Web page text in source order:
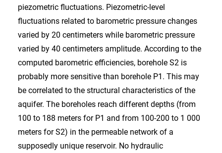
piezometric fluctuations. Piezometric-level
fluctuations related to barometric pressure changes
varied by 20 centimeters while barometric pressure
varied by 40 centimeters amplitude. According to the
computed barometric efficiencies, borehole S2 is
probably more sensitive than borehole P1. This may
be correlated to the structural characteristics of the
aquifer. The boreholes reach different depths (from
100 to 188 meters for P1 and from 100-200 to 1 000
meters for S2) in the permeable network of a
supposedly unique reservoir. No hydraulic